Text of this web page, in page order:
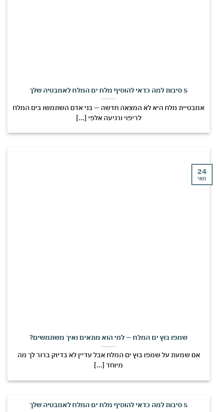
מלח היא לא המצאה חדשה — בני אדם השתמשו בים המלח
לריפוי ורגיעה אלפי [...]
שמפו בוץ ים המלח — למי הוא מתאים ואיך משתמשים?
אם שמעת על שמפו בוץ ים המלח אבל עדיין לא בדיוק ברור לך מה
מיוחד [...]